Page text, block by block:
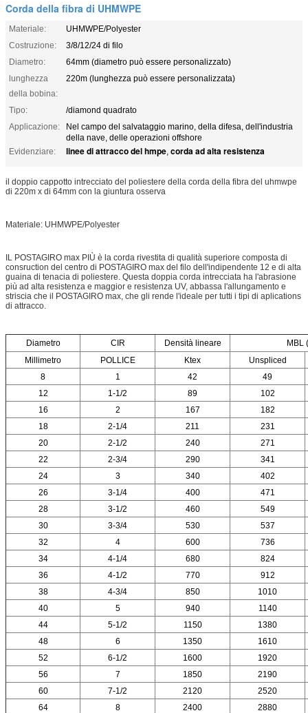
Corda della fibra di UHMWPE
Materiale:
UHMWPE/Polyester
Costruzione:
3/8/12/24 di filo
Diametro:
64mm (diametro può essere personalizzato)
lunghezza
della bobina:
220m (lunghezza può essere personalizzata)
Tipo:
/diamond quadrato
Applicazione:
Nel campo del salvataggio marino, della difesa, dell'industria
della nave, delle operazioni offshore
Evidenziare:
linee di attracco del hmpe, corda ad alta resistenza
il doppio cappotto intrecciato del poliestere della corda della fibra del uhmwpe
di 220m x di 64mm con la giuntura osserva
Materiale: UHMWPE/Polyester
IL POSTAGIRO max PIÙ è la corda rivestita di qualità superiore composta di
consruction del centro di POSTAGIRO max del filo dell'indipendente 12 e di alta
guaina di tenacia di poliestere. Questa doppia corda intrecciata ha l'abrasione
più ad alta resistenza e maggior e resistenza UV, abbassa l'allungamento e
striscia che il POSTAGIRO max, che gli rende l'ideale per tutti i tipi di aplications
di attracco.
Diametro CIR Densità lineare
MBL
Millimetro
POLLICE Ktex
Unspliced
8
1 42
49
12
1-1/2 89
102
16
2 167
182
18
2-1/4 211
231
20
2-1/2 240
271
22
2-3/4 290
341
24
3 340
402
26
3-1/4 400
471
28
3-1/2 460
549
30
3-3/4 530
537
32
4 600
736
34
4-1/4 680
824
36
4-1/2 770
912
38
4-3/4 850
1010
40
5 940
1140
44
5-1/2 1150
1380
48
6 1350
1610
52
6-1/2 1600
1920
56
7 1850
2190
60
7-1/2 2120
2520
64
8 2400
2880